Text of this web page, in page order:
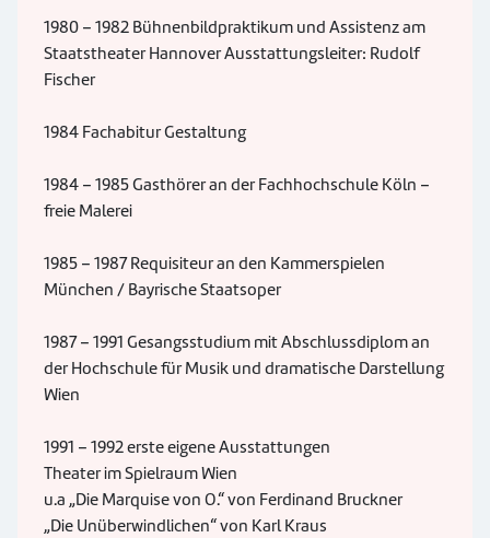
1980 – 1982 Bühnenbildpraktikum und Assistenz am
Staatstheater Hannover Ausstattungsleiter: Rudolf
Fischer
1984 Fachabitur Gestaltung
1984 – 1985 Gasthörer an der Fachhochschule Köln –
freie Malerei
1985 – 1987 Requisiteur an den Kammerspielen
München / Bayrische Staatsoper
1987 – 1991 Gesangsstudium mit Abschlussdiplom an
der Hochschule für Musik und dramatische Darstellung
Wien
1991 – 1992 erste eigene Ausstattungen
Theater im Spielraum Wien
u.a „Die Marquise von O.“ von Ferdinand Bruckner
„Die Unüberwindlichen“ von Karl Kraus